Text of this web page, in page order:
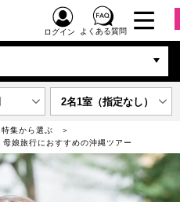
ログイン よくある質問
2名1室（指定なし）
特集から選ぶ
母娘旅行におすすめの沖縄ツアー